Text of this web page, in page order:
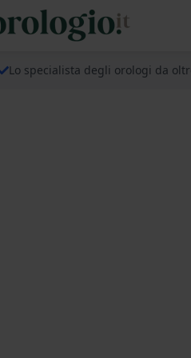
Lo specialista degli orologi da